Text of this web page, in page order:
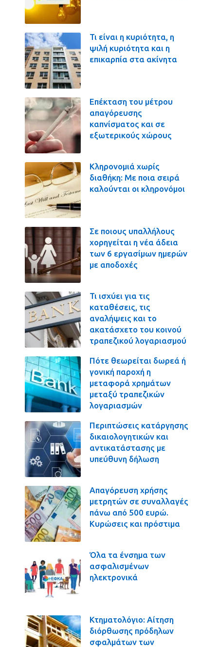
Τι είναι η κυριότητα, η
ψιλή κυριότητα και η
επικαρπία στα ακίνητα
Επέκταση του μέτρου
απαγόρευσης
καπνίσματος και σε
εξωτερικούς χώρους
Κληρονομιά χωρίς
διαθήκη: Με ποια σειρά
καλούνται οι κληρονόμοι
Σε ποιους υπαλλήλους
χορηγείται η νέα άδεια
των 6 εργασίμων ημερών
με αποδοχές
Τι ισχύει για τις
καταθέσεις, τις
αναλήψεις και το
ακατάσχετο του κοινού
τραπεζικού λογαριασμού
Πότε θεωρείται δωρεά ή
γονική παροχή η
μεταφορά χρημάτων
μεταξύ τραπεζικών
λογαριασμών
Περιπτώσεις κατάργησης
δικαιολογητικών και
αντικατάστασης με
υπεύθυνη δήλωση
Απαγόρευση χρήσης
μετρητών σε συναλλαγές
πάνω από 500 ευρώ.
Κυρώσεις και πρόστιμα
Όλα τα ένσημα των
ασφαλισμένων
ηλεκτρονικά
Κτηματολόγιο: Αίτηση
διόρθωσης πρόδηλων
σφαλμάτων των